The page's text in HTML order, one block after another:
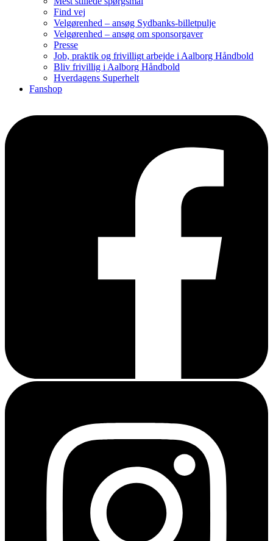
Find vej
Velgørenhed – ansøg Sydbanks-billetpulje
Velgørenhed – ansøg om sponsorgaver
Presse
Job, praktik og frivilligt arbejde i Aalborg Håndbold
Bliv frivillig i Aalborg Håndbold
Hverdagens Superhelt
Fanshop